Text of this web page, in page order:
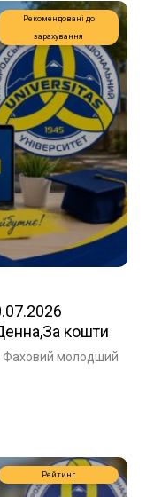
Рекомендовані до
зарахування
кошти
Фаховий молодший
Рейтинг